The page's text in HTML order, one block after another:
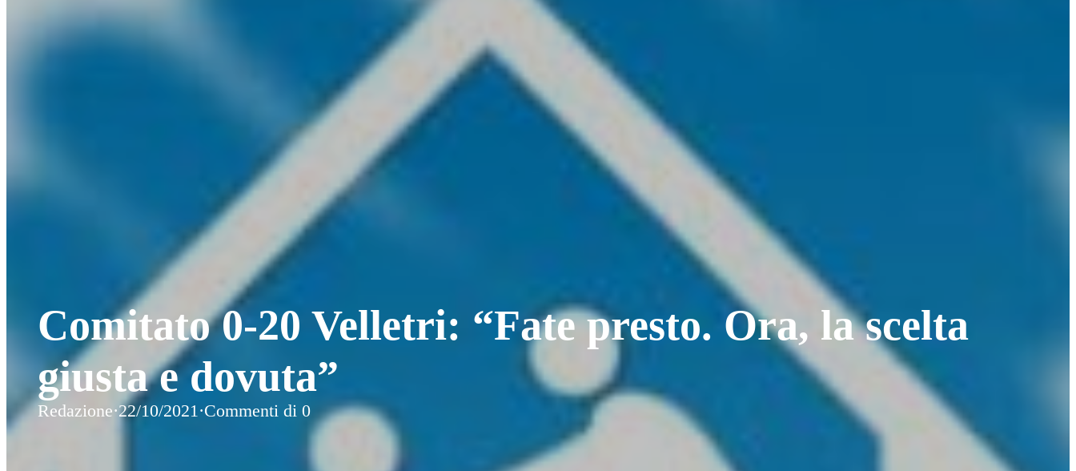
Comitato 0-20 Velletri: “Fate presto. Ora, la scelta
giusta e dovuta”
Redazione·22/10/2021 ·Commenti di 0